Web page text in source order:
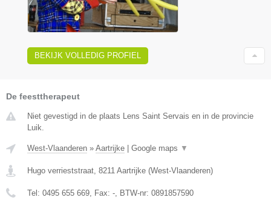
BEKIJK VOLLEDIG PROFIEL
De feesttherapeut
Niet gevestigd in de plaats Lens Saint Servais en in de provincie
Luik.
West-Vlaanderen » Aartrijke | Google maps ▼
Hugo verrieststraat 8211 Aartrijke (West-Vlaanderen)
Tel: 0495 655 669 , Fax: - , BTW-nr: 0891857590